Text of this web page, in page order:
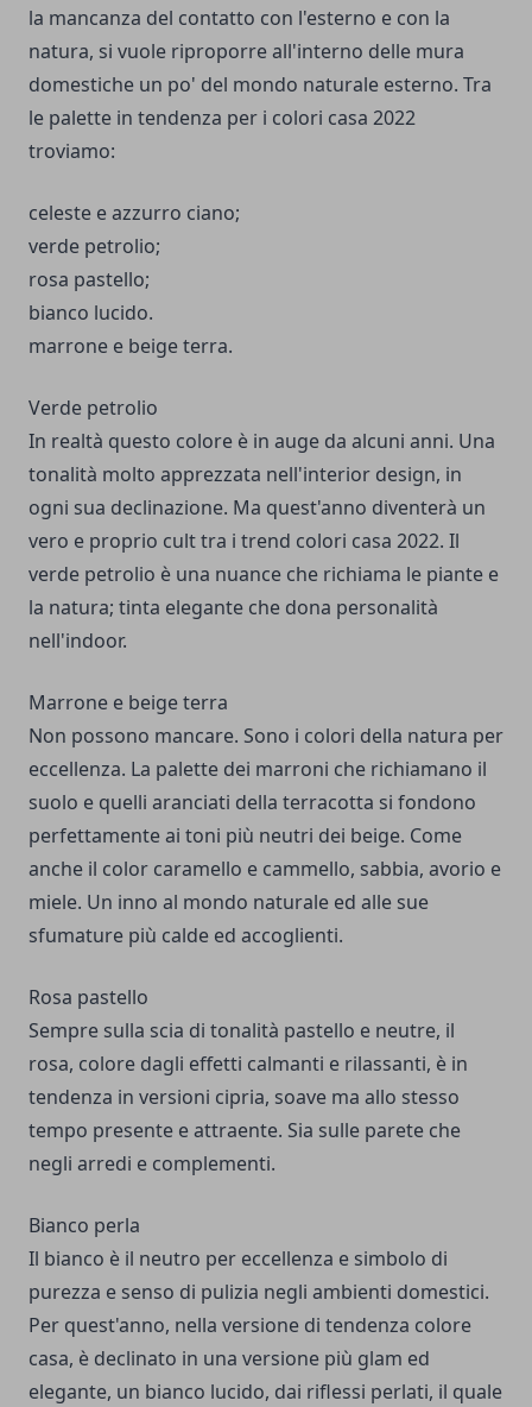
la mancanza del contatto con l'esterno e con la
natura, si vuole riproporre all'interno delle mura
domestiche un po' del mondo naturale esterno. Tra
le palette in tendenza per i colori casa 2022
troviamo:
celeste e azzurro ciano;
verde petrolio;
rosa pastello;
bianco lucido.
marrone e beige terra.
Verde petrolio
In realtà questo colore è in auge da alcuni anni. Una
tonalità molto apprezzata nell'interior design, in
ogni sua declinazione. Ma quest'anno diventerà un
vero e proprio cult tra i trend colori casa 2022. Il
verde petrolio è una nuance che richiama le piante e
la natura; tinta elegante che dona personalità
nell'indoor.
Marrone e beige terra
Non possono mancare. Sono i colori della natura per
eccellenza. La palette dei marroni che richiamano il
suolo e quelli aranciati della terracotta si fondono
perfettamente ai toni più neutri dei beige. Come
anche il color caramello e cammello, sabbia, avorio e
miele. Un inno al mondo naturale ed alle sue
sfumature più calde ed accoglienti.
Rosa pastello
Sempre sulla scia di tonalità pastello e neutre, il
rosa, colore dagli effetti calmanti e rilassanti, è in
tendenza in versioni cipria, soave ma allo stesso
tempo presente e attraente. Sia sulle parete che
negli arredi e complementi.
Bianco perla
Il bianco è il neutro per eccellenza e simbolo di
purezza e senso di pulizia negli ambienti domestici.
Per quest'anno, nella versione di tendenza colore
casa, è declinato in una versione più glam ed
elegante, un bianco lucido, dai riflessi perlati, il quale